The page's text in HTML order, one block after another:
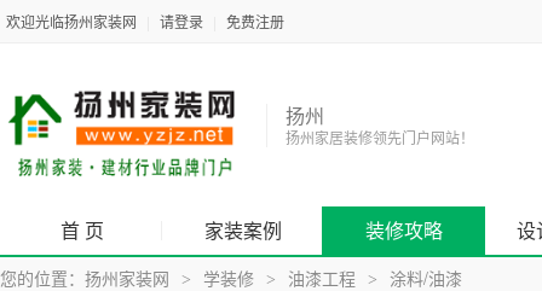
欢迎光临扬州家装网 请登录 免费注册
扬州
扬州家居装修领先门户网站！
首 页 家装案例 装修攻略 设
您的位置： 扬州家装网 > 学装修 > 油漆工程 > 涂料/油漆